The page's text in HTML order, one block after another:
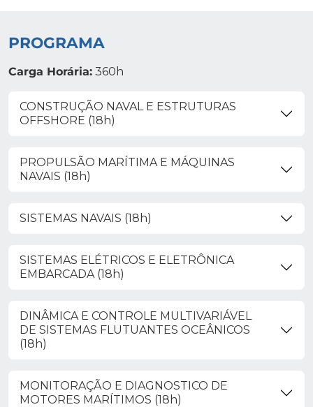
PROGRAMA
Carga Horária: 360h
CONSTRUÇÃO NAVAL E ESTRUTURAS
OFFSHORE (18h)
PROPULSÃO MARÍTIMA E MÁQUINAS
NAVAIS (18h)
SISTEMAS NAVAIS (18h)
SISTEMAS ELÉTRICOS E ELETRÔNICA
EMBARCADA (18h)
DINÂMICA E CONTROLE MULTIVARIÁVEL
DE SISTEMAS FLUTUANTES OCEÂNICOS
(18h)
MONITORAÇÃO E DIAGNOSTICO DE
MOTORES MARÍTIMOS (18h)